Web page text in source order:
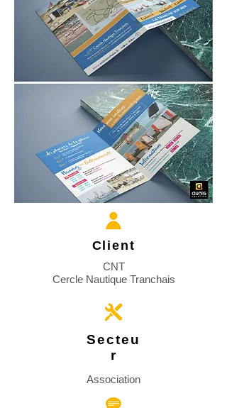
Client
CNT
Cercle Nautique Tranchais
Secteu
r
Association